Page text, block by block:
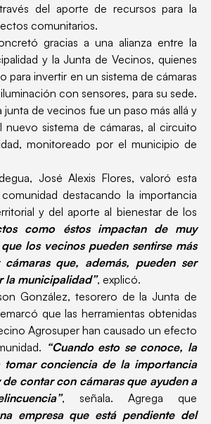
del aporte de recursos para la
comunitarios.
gracias a una alianza entre la
y la Junta de Vecinos, quienes
para invertir en un sistema de cámaras
con sensores, para su sede.
junta de vecinos fue un paso más allá y
nuevo sistema de cámaras, al circuito
monitoreado por el municipio de
José Alexis Flores, valoró esta
destacando la importancia
y del aporte al bienestar de los
como éstos impactan de muy
los vecinos pueden sentirse más
que, además, pueden ser
la municipalidad”, explicó.
González, tesorero de la Junta de
que las herramientas obtenidas
Agrosuper han causado un efecto
“Cuando esto se conoce, la
tomar conciencia de la importancia
contar con cámaras que ayuden a
, señala. Agrega que
empresa que está pendiente del